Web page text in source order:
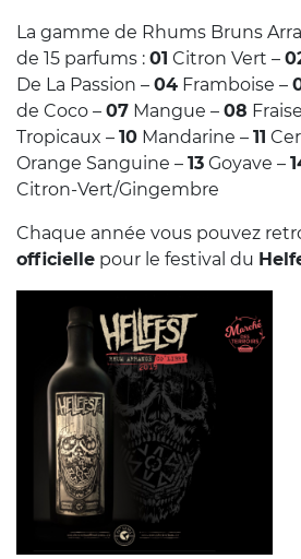
La gamme de Rhums Bruns
de 15 parfums : 01 Citron Vert –
De La Passion – 04 Framboise –
de Coco – 07 Mangue – 08
Tropicaux – 10 Mandarine – 11
Orange Sanguine – 13 Goyave –
Citron-Vert/Gingembre
Chaque année vous pouvez
officielle pour le festival du